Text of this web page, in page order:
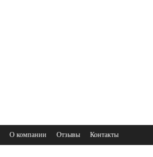
О компании Отзывы Контакты